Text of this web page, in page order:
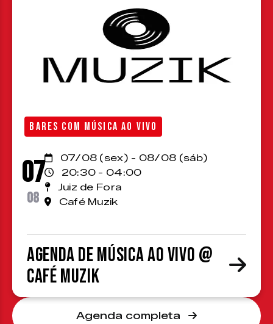
BARES COM MÚSICA AO VIVO
07
08
07/08 (sex) - 08/08 (sáb)
20:30 - 04:00
Juiz de Fora
Café Muzik
Agenda de Música ao Vivo @
Café Muzik
Agenda completa